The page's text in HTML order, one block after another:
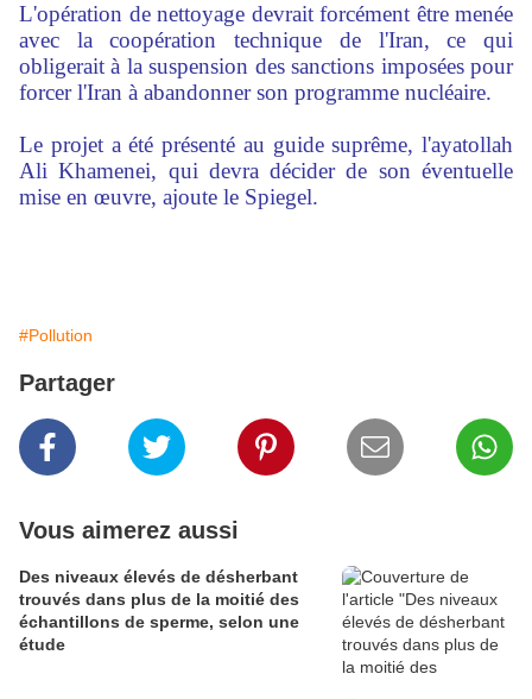
L'opération de nettoyage devrait forcément être menée
avec la coopération technique de l'Iran, ce qui
obligerait à la suspension des sanctions imposées pour
forcer l'Iran à abandonner son programme nucléaire.
Le projet a été présenté au guide suprême, l'ayatollah
Ali Khamenei, qui devra décider de son éventuelle
mise en œuvre, ajoute le Spiegel.
#Pollution
Partager
Vous aimerez aussi
Des niveaux élevés de désherbant
trouvés dans plus de la moitié des
échantillons de sperme, selon une
étude